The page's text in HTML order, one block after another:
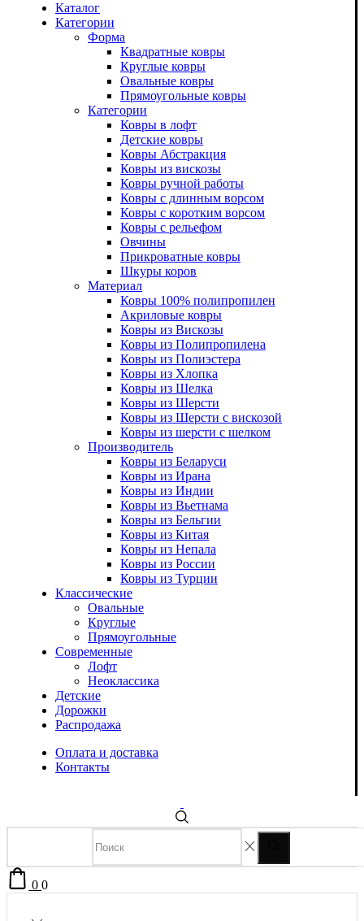
Каталог
Категории
Форма
Квадратные ковры
Круглые ковры
Овальные ковры
Прямоугольные ковры
Категории
Ковры в лофт
Детские ковры
Ковры Абстракция
Ковры из вискозы
Ковры ручной работы
Ковры с длинным ворсом
Ковры с коротким ворсом
Ковры с рельефом
Овчины
Прикроватные ковры
Шкуры коров
Материал
Ковры 100% полипропилен
Акриловые ковры
Ковры из Вискозы
Ковры из Полипропилена
Ковры из Полиэстера
Ковры из Хлопка
Ковры из Шелка
Ковры из Шерсти
Ковры из Шерсти с вискозой
Ковры из шерсти с шелком
Производитель
Ковры из Беларуси
Ковры из Ирана
Ковры из Индии
Ковры из Вьетнама
Ковры из Бельгии
Ковры из Китая
Ковры из Непала
Ковры из России
Ковры из Турции
Классические
Овальные
Круглые
Прямоугольные
Современные
Лофт
Неоклассика
Детские
Дорожки
Распродажа
Оплата и доставка
Контакты
00